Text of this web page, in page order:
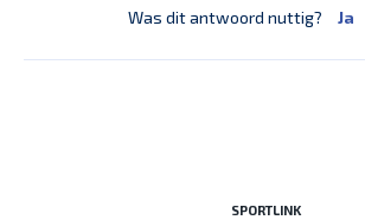
Was dit antwoord nuttig? Ja
SPORTLINK